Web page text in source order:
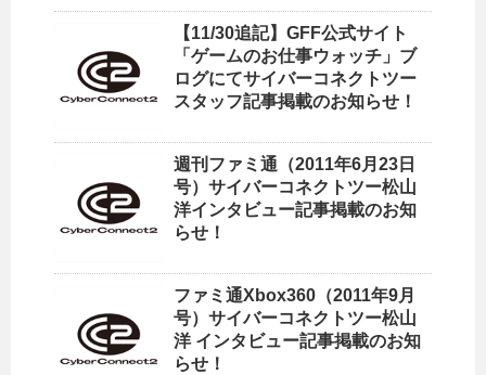
【11/30追記】GFF公式サイト
「ゲームのお仕事ウォッチ」ブ
ログにてサイバーコネクトツー
スタッフ記事掲載のお知らせ！
週刊ファミ通（2011年6月23日
号）サイバーコネクトツー松山
洋インタビュー記事掲載のお知
らせ！
ファミ通Xbox360（2011年9月
号）サイバーコネクトツー松山
洋 インタビュー記事掲載のお知
らせ！